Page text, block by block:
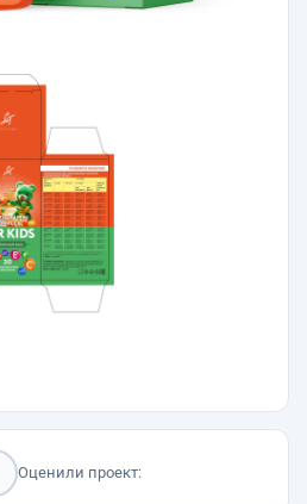
Оценили проект: